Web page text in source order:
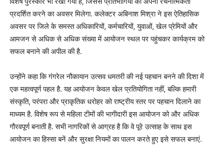
प्रदर्शित करने का अवसर मिलेगा. कलेक्टर अबिनाश मिश्रा ने इस ऐतिहासिक
अवसर पर जिले के समस्त अधिकारियों, कर्मचारियों, युवाओं, खेल प्रेमियों और
आमजन से अधिक से अधिक संख्या में आयोजन स्थल पर पहुंचकर कार्यक्रम को
सफल बनाने की अपील की है.
उन्होंने कहा कि गंगरेल नौकायान उत्सव धमतरी की नई पहचान बनने की दिशा में
एक महत्वपूर्ण पहल है. यह आयोजन केवल खेल प्रतियोगिता नहीं, बल्कि हमारी
संस्कृति, परंपरा और प्राकृतिक धरोहर को राष्ट्रीय स्तर पर पहचान दिलाने का
माध्यम है. विशेष रूप से महिला टीमों की भागीदारी इस आयोजन को और अधिक
गौरवपूर्ण बनाती है. सभी नागरिकों से आग्रह है कि वे पूरे उत्साह के साथ इस
आयोजन का हिस्सा बनें और सुरक्षा नियमों का पालन करते हुए इसे सफल बनाएं.